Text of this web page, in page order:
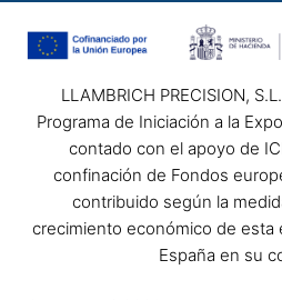
LLAMBRICH PRECISION,
Programa de Iniciación a la
contado con el apoyo de
confinación de Fondos
contribuido según la
crecimiento económico de esta
España en su